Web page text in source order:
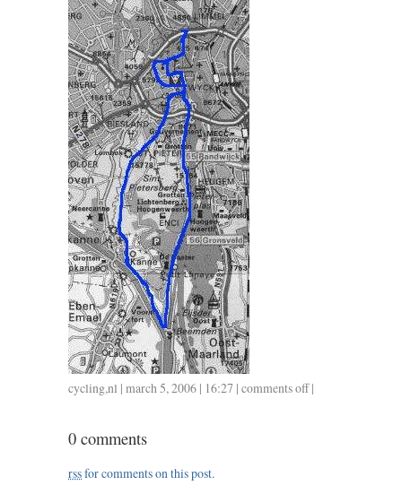
cycling,nl | march 5, 2006 | 16:27 | comments offon
|
0 comments
rssfor comments on this post.